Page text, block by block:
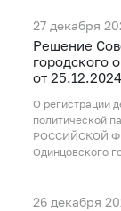
27 декабря
Рeшение
городского
от
О регистрации
политической
РОССИЙСКОЙ
Одинцовского
26 декабря